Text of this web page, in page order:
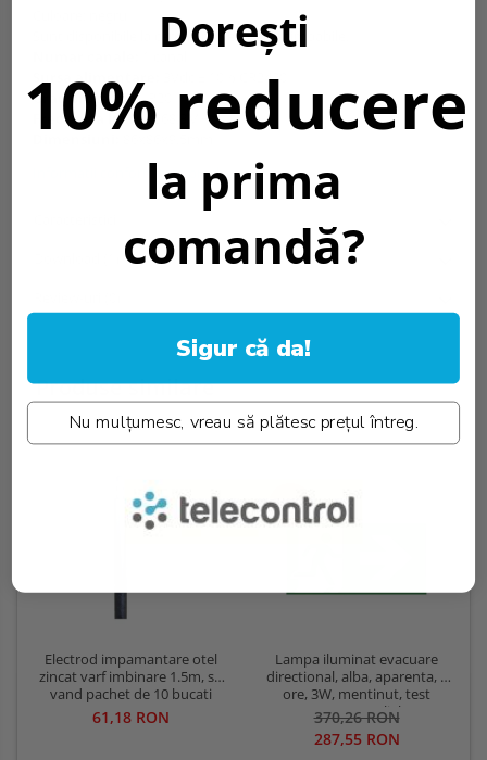
Sunt disponibile la cerere: rame interschimbabile.
Sursa alimentare:
3Vdc ± 10% CR2430
Grad protectie:IP20
Frecventa lucru: 868.3MHz
Informatii conformitate produs
Produse similare
Electrod impamantare otel
zincat varf imbinare 1.5m, se
vand pachet de 10 bucati
61,18 RON
-22%
Lampa iluminat evacuare
directional, alba, aparenta, 3
ore, 3W, mentinut, test
automat, IP20, Intelight 90385
370,26 RON
287,55 RON
Dorești
10% reducere
la prima
comandă?
Sigur că da!
Nu mulțumesc, vreau să plătesc prețul întreg.